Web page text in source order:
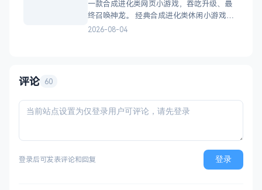
员等级 分销系统：代理商机制、佣金
一款合成进化类网页小游戏，吞吃升级、最
终召唤神龙。 经典合成进化类休闲小游戏，
双版本可选：正常版挑战通关、无敌版轻松
2026-08-04
评论 60
登录后可发表评论和回复 登录